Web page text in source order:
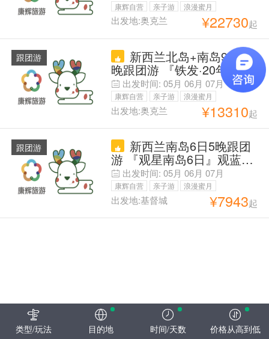
秋季】【北岛+南岛中线
+东海岸 】凯库拉观鲸+霍
比特村+萤火虫洞+羊驼牧
场+企鹅归巢
康辉自营 亲子游
浪漫蜜月
父母安心游
出发地:奥克兰 ¥22730起
跟团游 新西兰北岛+南岛9日8
晚跟团游 『铁发·20年一手
地接·』蓝眼小企鹅※皇后镇
连住2晚※住星空小镇&冰湖
镇蒂阿娜|可冰川直升机|北
岛全景游览霍比特村|萤火
虫洞|天然地热公园|爱歌顿
牧场
出发时间: 05月 06月 07月
康辉自营 亲子游
浪漫蜜月
父母安心游
出发地:奥克兰 ¥13310起
跟团游 新西兰南岛6日5晚跟团
游 『观星南岛6日』观蓝眼
企鹅，2晚升钻+送特色餐，
A线星空小镇+冰川直升
机，B线南端小镇
出发时间: 05月 06月 07月
康辉自营 亲子游
浪漫蜜月
父母安心游
出发地:基督城 ¥7943起
类型/玩法 目的地 时间/天数 价格从高到低